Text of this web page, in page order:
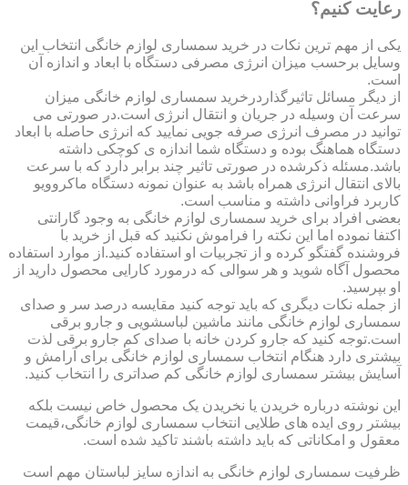
رعایت کنیم؟
یکی از مهم ترین نکات در خرید سمساری لوازم خانگی انتخاب این
وسایل برحسب میزان انرژی مصرفی دستگاه با ابعاد و اندازه آن
است.
از دیگر مسائل تاثیرگذاردرخرید سمساری لوازم خانگی میزان
سرعت آن وسیله در جریان و انتقال انرژی است.در صورتی می
توانید در مصرف انرژی صرفه جویی نمایید که انرژی حاصله با ابعاد
دستگاه هماهنگ بوده و دستگاه شما اندازه ی کوچکی داشته
باشد.مسئله ذکرشده در صورتی تاثیر چند برابر دارد که با سرعت
بالای انتقال انرژی همراه باشد به عنوان نمونه دستگاه ماکروویو
کاربرد فراوانی داشته و مناسب است.
بعضی افراد برای خرید سمساری لوازم خانگی به وجود گارانتی
اکتفا نموده اما این نکته را فراموش نکنید که قبل از خرید با
فروشنده گفتگو کرده و از تجربیات او استفاده کنید.از موارد استفاده
محصول آگاه شوید و هر سوالی که درمورد کارایی محصول دارید از
او بپرسید.
از جمله نکات دیگری که باید توجه کنید مقایسه درصد سر و صدای
سمساری لوازم خانگی مانند ماشین لباسشویی و جارو برقی
است.توجه کنید که جارو کردن خانه با صدای کم جارو برقی لذت
بیشتری دارد هنگام انتخاب سمساری لوازم خانگی برای آرامش و
آسایش بیشتر سمساری لوازم خانگی کم صداتری را انتخاب کنید.
این نوشته درباره خریدن یا نخریدن یک محصول خاص نیست بلکه
بیشتر روی ایده های طلایی انتخاب سمساری لوازم خانگی،قیمت
معقول و امکاناتی که باید داشته باشند تاکید شده است.
ظرفیت سمساری لوازم خانگی به اندازه سایز لباستان مهم است